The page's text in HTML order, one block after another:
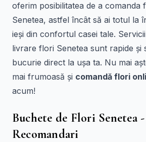
oferim posibilitatea de a comanda
Senetea, astfel încât să ai totul la
ieși din confortul casei tale.
livrare flori Senetea sunt rapide și
bucurie direct la ușa ta. Nu mai
mai frumoasă și comandă flori
acum!
Buchete de Flori Senetea -
Recomandari